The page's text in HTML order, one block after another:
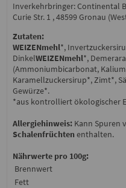
Inverkehrbringer: Continental
Curie Str. 1 , 48599 Gronau
Zutaten:
WEIZENmehl*,
DinkelWEIZENmehl*,
(Ammoniumbicarbonat,
Karamellzuckersirup*, Zimt*,
Gewürze*.
*aus kontrolliert ökologischer
Allergiehinweis:Kann Spuren
Schalenfrüchten enthalten.
Nährwerte pro 100g:
Brennwert
Fett